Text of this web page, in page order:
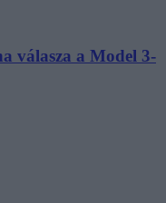
válasza a Model 3-